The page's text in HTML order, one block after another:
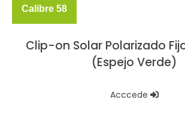
Calibre 58
Clip-on Solar Polarizado
(Espejo Verde)
Acccede